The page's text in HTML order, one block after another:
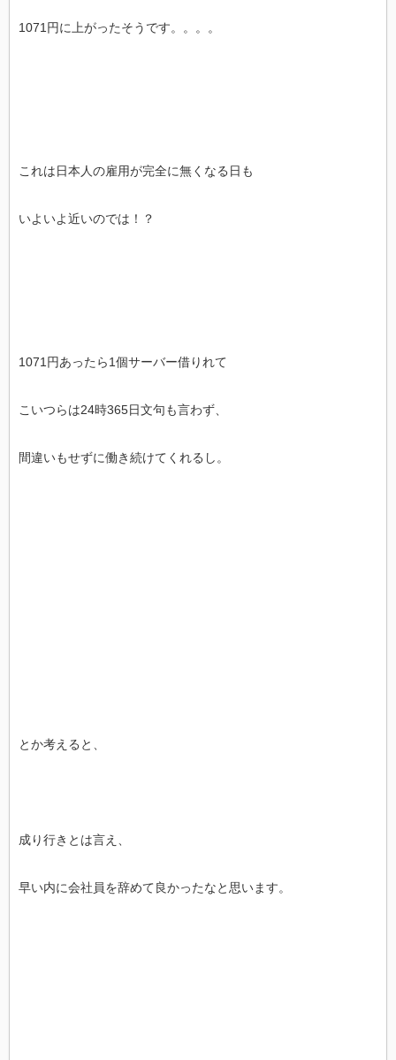
1071円に上がったそうです。。。。
これは日本人の雇用が完全に無くなる日も
いよいよ近いのでは！？
1071円あったら1個サーバー借りれて
こいつらは24時365日文句も言わず、
間違いもせずに働き続けてくれるし。
とか考えると、
成り行きとは言え、
早い内に会社員を辞めて良かったなと思います。